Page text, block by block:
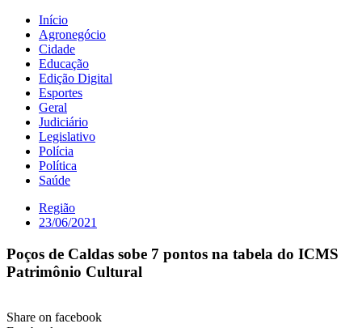
Início
Agronegócio
Cidade
Educação
Edição Digital
Esportes
Geral
Judiciário
Legislativo
Polícia
Política
Saúde
Região
23/06/2021
Poços de Caldas sobe 7 pontos na tabela do ICMS
Patrimônio Cultural
Share on facebook